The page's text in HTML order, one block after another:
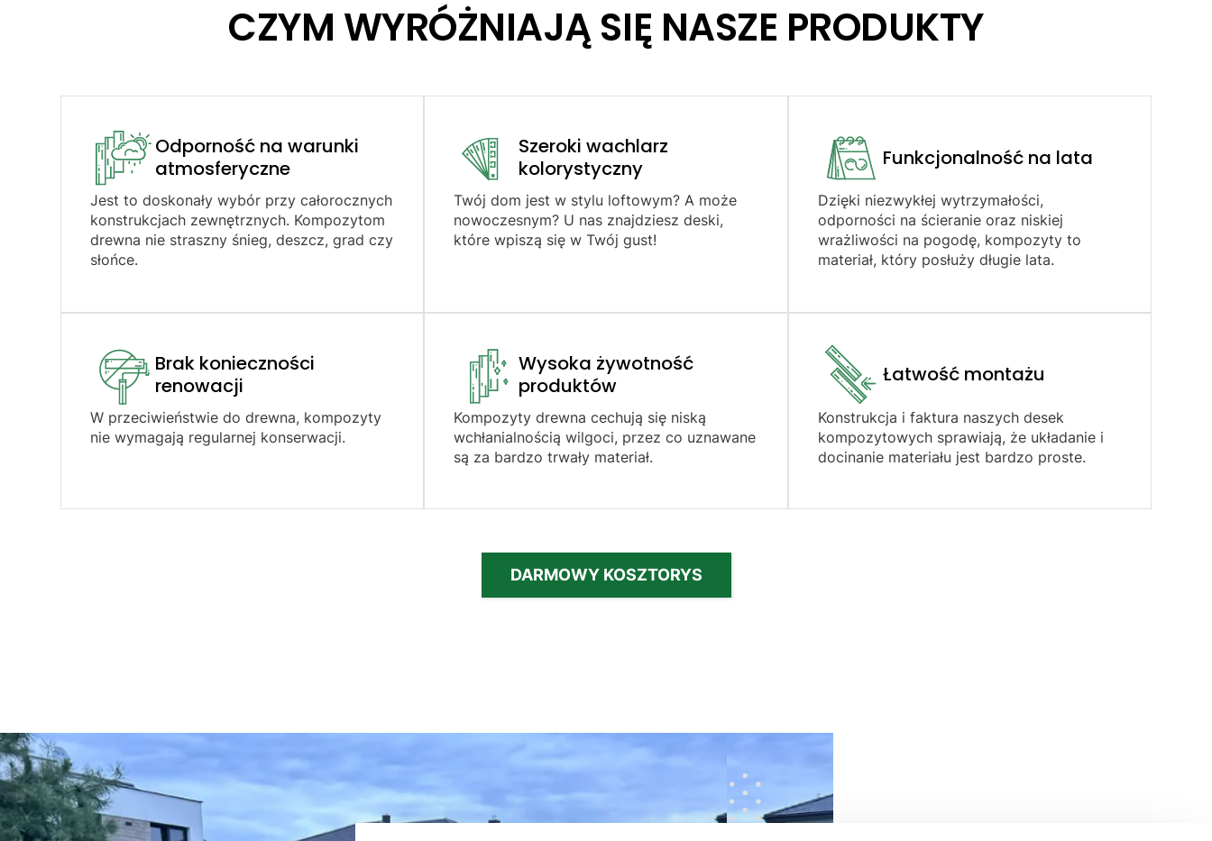
CZYM WYRÓŻNIAJĄ SIĘ NASZE PRODUKTY
Odporność na warunki
atmosferyczne​
Jest to doskonały wybór przy całorocznych
konstrukcjach zewnętrznych. Kompozytom
drewna nie straszny śnieg, deszcz, grad czy
słońce.
Szeroki wachlarz
kolorystyczny
Twój dom jest w stylu loftowym? A może
nowoczesnym? U nas znajdziesz deski,
które wpiszą się w Twój gust!
Funkcjonalność na lata
Dzięki niezwykłej wytrzymałości,
odporności na ścieranie oraz niskiej
wrażliwości na pogodę, kompozyty to
materiał, który posłuży długie lata.
Brak konieczności
renowacji​
W przeciwieństwie do drewna, kompozyty
nie wymagają regularnej konserwacji.
Wysoka żywotność
produktów​
Kompozyty drewna cechują się niską
wchłanialnością wilgoci, przez co uznawane
są za bardzo trwały materiał.
Łatwość montażu​
Konstrukcja i faktura naszych desek
kompozytowych sprawiają, że układanie i
docinanie materiału jest bardzo proste.
DARMOWY KOSZTORYS